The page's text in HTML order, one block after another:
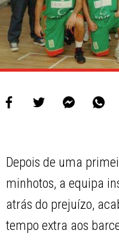
Depois de uma
minhotos, a equipa
atrás do prejuízo,
tempo extra aos